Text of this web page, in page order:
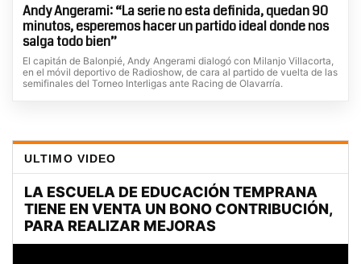
Andy Angerami: “La serie no esta definida, quedan 90
minutos, esperemos hacer un partido ideal donde nos
salga todo bien”
El capitán de Balonpié, Andy Angerami dialogó con Milanjo Villacorta,
en el móvil deportivo de Radioshow, de cara al partido de vuelta de las
semifinales del Torneo Interligas ante Racing de Olavarría.
ULTIMO VIDEO